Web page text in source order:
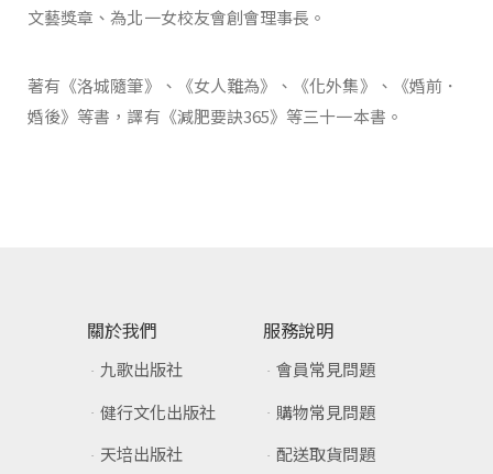
文藝獎章、為北一女校友會創會理事長。
著有《洛城隨筆》、《女人難為》、《化外集》、《婚前．
婚後》等書，譯有《減肥要訣365》等三十一本書。
關於我們
九歌出版社
健行文化出版社
天培出版社
服務說明
會員常見問題
購物常見問題
配送取貨問題